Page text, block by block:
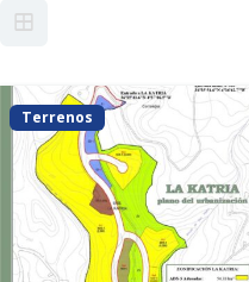
Terrenos